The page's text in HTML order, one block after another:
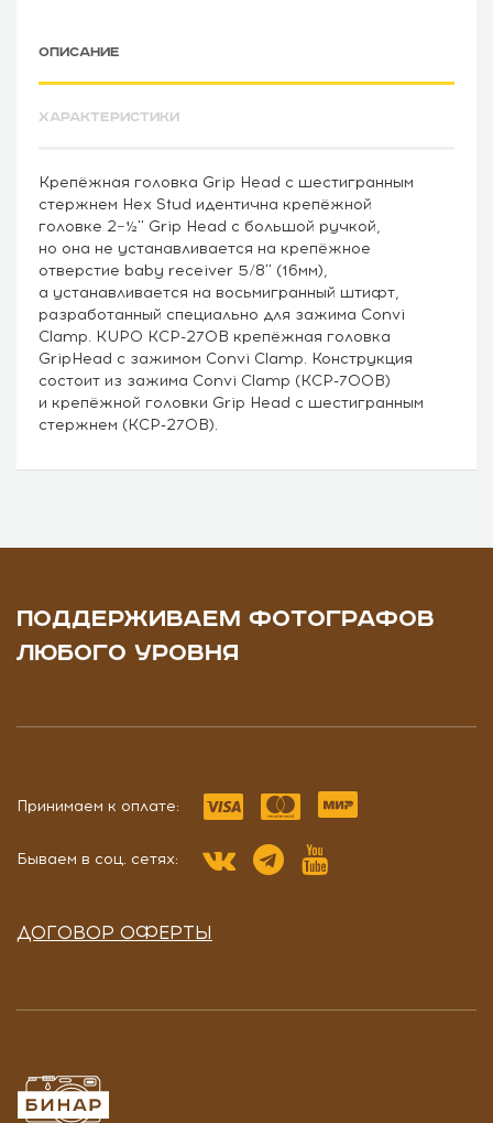
ОПИСАНИЕ
ХАРАКТЕРИСТИКИ
Крепёжная головка Grip Head с шестигранным
стержнем Hex Stud идентична крепёжной
головке 2−½'' Grip Head с большой ручкой,
но она не устанавливается на крепёжное
отверстие baby receiver 5/8'' (16мм),
а устанавливается на восьмигранный штифт,
разработанный специально для зажима Convi
Clamp. KUPO KCP-270B крепёжная головка
GripHead с зажимом Convi Clamp. Конструкция
состоит из зажима Convi Clamp (KCP-700B)
и крепёжной головки Grip Head с шестигранным
стержнем (KCP-270B).
ПОДДЕРЖИВАЕМ ФОТОГРАФОВ
ЛЮБОГО УРОВНЯ
Принимаем к оплате:
Бываем в соц. сетях:
ДОГОВОР ОФЕРТЫ